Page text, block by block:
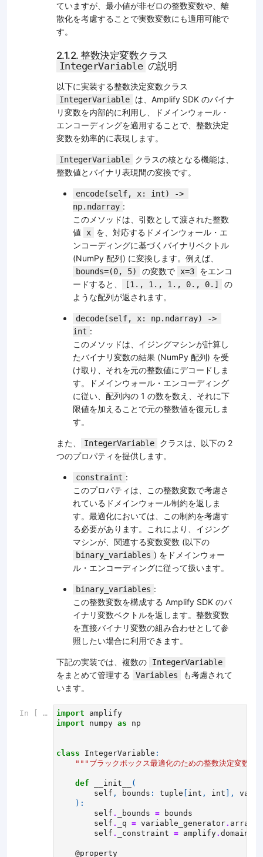
ていますが、最小値が非ゼロの整数変数や、離
散化を考慮することで実数変数にも適用可能で
す。
2.1.2. 整数決定変数クラス
IntegerVariable の説明
以下に実装する整数決定変数クラス
IntegerVariable
は、Amplify SDK のバイナ
リ変数を内部的に利用し、ドメインウォール・
エンコーディングを適用することで、整数決定
変数を効率的に表現します。
IntegerVariable
クラスの核となる機能は、
整数値とバイナリ表現間の変換です。
encode(self, x: int) ->
np.ndarray :
このメソッドは、引数として渡された整数
値
x
を、対応するドメインウォール・エ
ンコーディングに基づくバイナリベクトル
(NumPy 配列) に変換します。例えば、
bounds=(0, 5) の変数で x=3
をエンコ
ードすると、
[1., 1., 1., 0., 0.]
の
ような配列が返されます。
decode(self, x: np.ndarray) ->
int :
このメソッドは、イジングマシンが計算し
たバイナリ変数の結果 (NumPy 配列) を受
け取り、それを元の整数値にデコードしま
す。ドメインウォール・エンコーディング
に従い、配列内の 1 の数を数え、それに下
限値を加えることで元の整数値を復元しま
す。
また、 IntegerVariable
クラスは、以下の 2
つのプロパティを提供します。
constraint :
このプロパティは、この整数変数で考慮さ
れているドメインウォール制約を返しま
す。最適化においては、この制約を考慮す
る必要があります。これにより、イジング
マシンが、関連する変数変数 (以下の
binary_variables ) をドメインウォー
ル・エンコーディングに従って扱います。
binary_variables :
この整数変数を構成する Amplify SDK のバ
イナリ変数ベクトルを返します。整数変数
を直接バイナリ変数の組み合わせとして参
照したい場合に利用できます。
下記の実装では、複数の IntegerVariable
をまとめて管理する Variables
も考慮されて
います。
In [ ]: import
amplify
import
numpy as np
class IntegerVariable :
"""ブラックボックス最適化のための整数決定変数ク
def __init__
(
self , bounds : tuple int , int ],
):
self . _bounds =
bounds
self . _q = variable_generator. array
self . _constraint = amplify.
@property